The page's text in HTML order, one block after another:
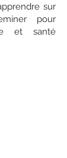
sur
pour
et santé